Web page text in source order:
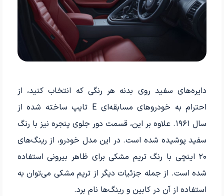
دایره‌های سفید روی بدنه هر رنگی که انتخاب کنید، از
احترام به خودروهای مسابقه‌ای E تایپ ساخته شده از
سال ۱۹۶۱. علاوه بر این، قسمت دور جلوی پنجره نیز با رنگ
سفید پوشیده شده است. در این مدل خودرو، از رینگ‌های
۲۰ اینچی با رنگ تریم مشکی برای ظاهر بیرونی استفاده
شده است. از جمله جزئیات دیگر از تریم مشکی می‌توان به
استفاده از آن در کابین و رینگ‌ها نام برد.